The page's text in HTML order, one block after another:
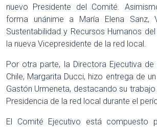
nuevo Presidente del Comité.
forma unánime a María Elena Sanz,
Sustentabilidad y Recursos Humanos
la nueva Vicepresidente de la red local.
Por otra parte, la Directora Ejecutiva
Chile, Margarita Ducci, hizo entrega de
Gastón Urmeneta, destacando su
Presidencia de la red local durante el
El Comité Ejecutivo está compuesto